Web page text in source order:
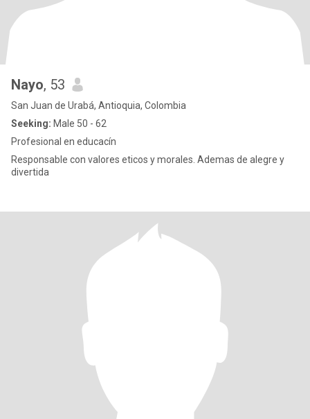
Nayo, 53
San Juan de Urabá, Antioquia, Colombia
Seeking: Male 50 - 62
Profesional en educacín
Responsable con valores eticos y morales. Ademas de alegre y
divertida